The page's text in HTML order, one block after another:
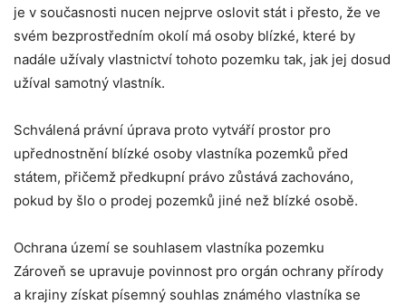
je v současnosti nucen nejprve oslovit stát i přesto, že ve
svém bezprostředním okolí má osoby blízké, které by
nadále užívaly vlastnictví tohoto pozemku tak, jak jej dosud
užíval samotný vlastník.
Schválená právní úprava proto vytváří prostor pro
upřednostnění blízké osoby vlastníka pozemků před
státem, přičemž předkupní právo zůstává zachováno,
pokud by šlo o prodej pozemků jiné než blízké osobě.
Ochrana území se souhlasem vlastníka pozemku
Zároveň se upravuje povinnost pro orgán ochrany přírody
a krajiny získat písemný souhlas známého vlastníka se